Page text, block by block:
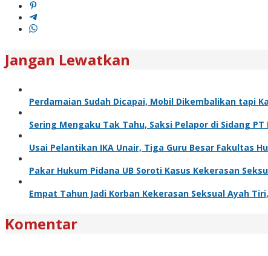
Jangan Lewatkan
Perdamaian Sudah Dicapai, Mobil Dikembalikan tapi
Sering Mengaku Tak Tahu, Saksi Pelapor di Sidang
Usai Pelantikan IKA Unair, Tiga Guru Besar Fakultas
Pakar Hukum Pidana UB Soroti Kasus Kekerasan
Empat Tahun Jadi Korban Kekerasan Seksual Ayah
Komentar